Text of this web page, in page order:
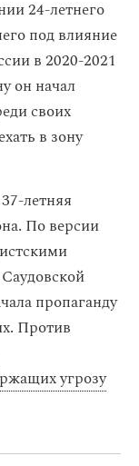
24-летнего
под влияние
в 2020-2021
он начал
своих
в зону
летняя
По версии
пропаганду
Против
угрозу